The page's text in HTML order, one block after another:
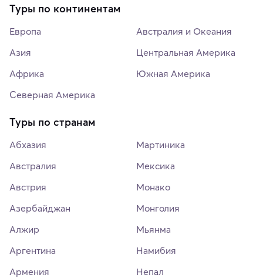
Туры по континентам
Европа
Азия
Африка
Северная Америка
Австралия и Океания
Центральная Америка
Южная Америка
Туры по странам
Абхазия
Австралия
Австрия
Азербайджан
Алжир
Аргентина
Армения
Мартиника
Мексика
Монако
Монголия
Мьянма
Намибия
Непал